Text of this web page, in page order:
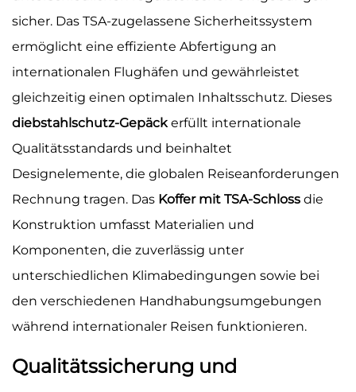
sicher. Das TSA-zugelassene Sicherheitssystem
ermöglicht eine effiziente Abfertigung an
internationalen Flughäfen und gewährleistet
gleichzeitig einen optimalen Inhaltsschutz. Dieses
diebstahlschutz-Gepäckerfüllt internationale
Qualitätsstandards und beinhaltet
Designelemente, die globalen Reiseanforderungen
Rechnung tragen. Das Koffer mit TSA-Schloss die
Konstruktion umfasst Materialien und
Komponenten, die zuverlässig unter
unterschiedlichen Klimabedingungen sowie bei
den verschiedenen Handhabungsumgebungen
während internationaler Reisen funktionieren.
Qualitätssicherung und